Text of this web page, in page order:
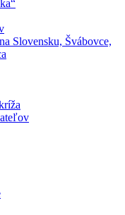
Slovensku, Švábovce,